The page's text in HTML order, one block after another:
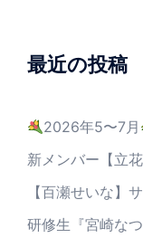
最近の投稿
2026年5〜7月
新メンバー【立
【百瀬せいな】
研修生『宮崎な